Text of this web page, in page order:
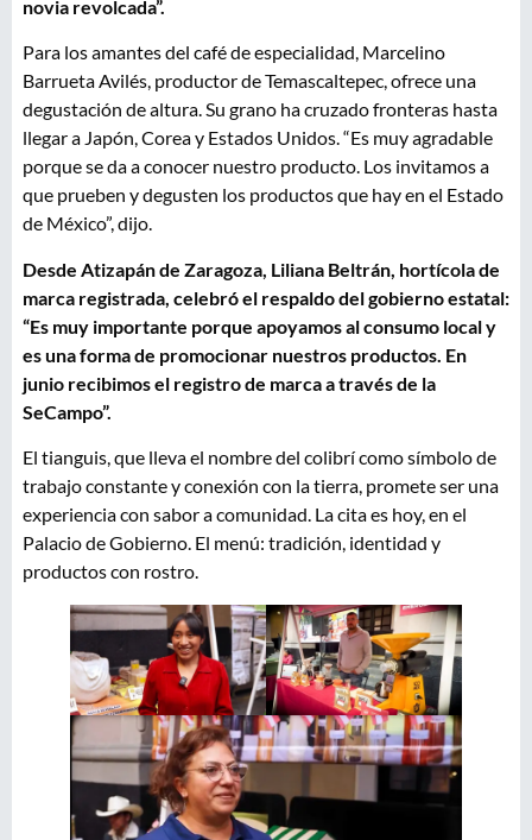
novia revolcada”.
Para los amantes del café de especialidad, Marcelino
Barrueta Avilés, productor de Temascaltepec, ofrece una
degustación de altura. Su grano ha cruzado fronteras hasta
llegar a Japón, Corea y Estados Unidos. “Es muy agradable
porque se da a conocer nuestro producto. Los invitamos a
que prueben y degusten los productos que hay en el Estado
de México”, dijo.
Desde Atizapán de Zaragoza, Liliana Beltrán, hortícola de
marca registrada, celebró el respaldo del gobierno estatal:
“Es muy importante porque apoyamos al consumo local y
es una forma de promocionar nuestros productos. En
junio recibimos el registro de marca a través de la
SeCampo”.
El tianguis, que lleva el nombre del colibrí como símbolo de
trabajo constante y conexión con la tierra, promete ser una
experiencia con sabor a comunidad. La cita es hoy, en el
Palacio de Gobierno. El menú: tradición, identidad y
productos con rostro.